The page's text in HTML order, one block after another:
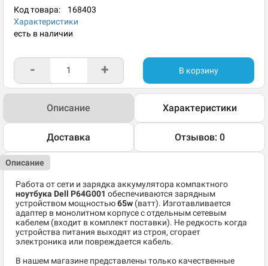
Код товара: 168403
Характеристики
есть в наличии
- + В корзину
Описание Характеристики
Доставка Отзывов: 0
Описание
Работа от сети и зарядка аккумулятора компактного
ноутбука Dell P64G001 обеспечиваются зарядным
устройством мощностью65w (ватт). Изготавливается
адаптер в монолитном корпусе с отдельным сетевым
кабелем (входит в комплект поставки). Не редкость когда
устройства питания выходят из строя, сгорает
электроника или повреждается кабель.
В нашем магазине представлены только качественные